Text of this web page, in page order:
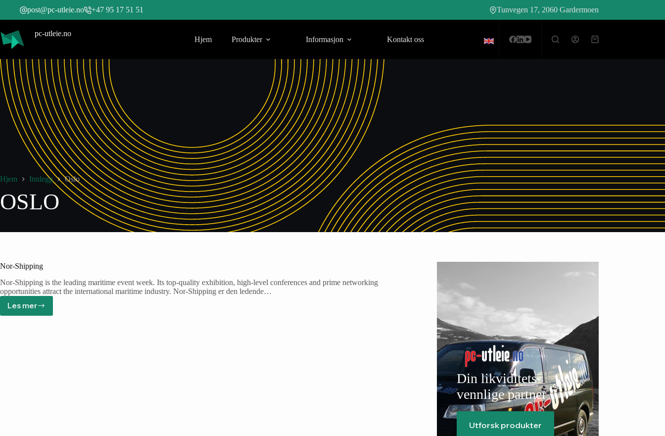
post@pc-utleie.no +47 95 17 51 51 Tunvegen 17, 2060 Gardermoen
pc-utleie.no
Hjem Produkter Informasjon Kontakt oss
Hjem Innlegg Oslo
OSLO
Nor-Shipping
Nor-Shipping is the leading maritime event week. Its top-quality exhibition, high-level conferences and prime networking
opportunities attract the international maritime industry. Nor-Shipping er den ledende…
Les mer
Din likviditets-
vennlige partner
Utforsk produkter